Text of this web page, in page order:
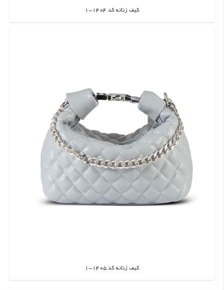
کیف زنانه کد 1404-1
اطلاعات بیشتر
کیف زنانه کد 1405-1
اطلاعات بیشتر